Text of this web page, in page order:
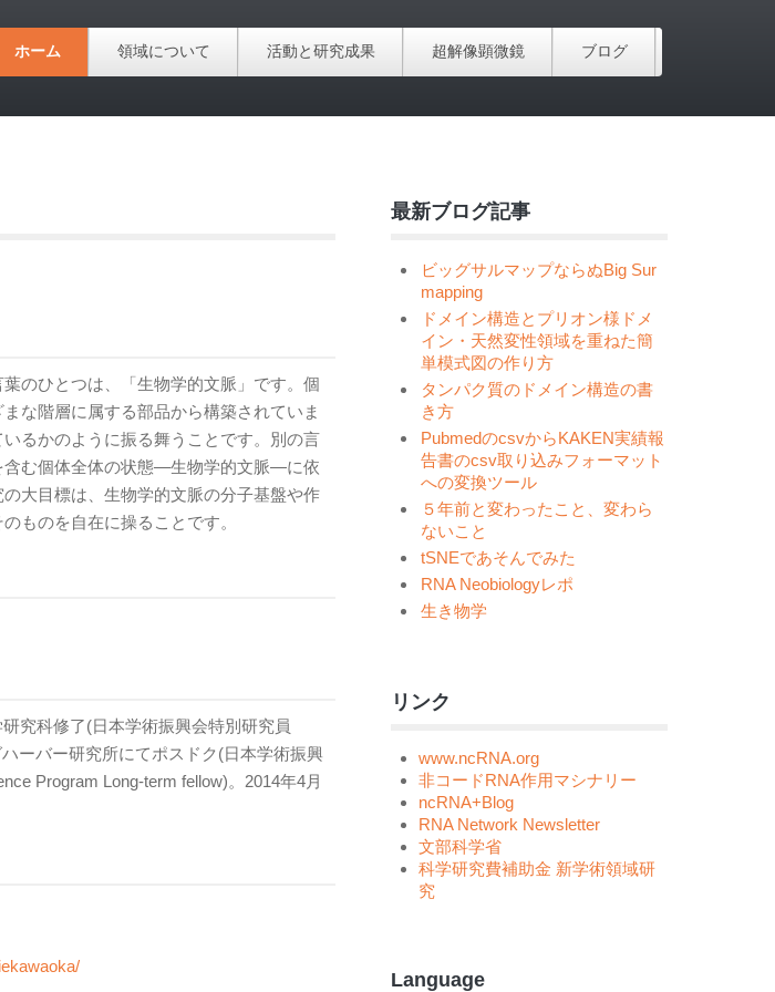
ホーム 領域について 活動と研究成果 超解像顕微鏡 ブログ
のひとつは、「生物学的文脈」です。個
な階層に属する部品から構築されていま
るかのように振る舞うことです。別の言
含む個体全体の状態—生物学的文脈—に依
大目標は、生物学的文脈の分子基盤や作
ものを自在に操ることです。
究科修了(日本学術振興会特別研究員
ーバー研究所にてポスドク(日本学術振興
Program Long-term fellow)。2014年4月
最新ブログ記事
ビッグサルマップならぬBig Sur
mapping
ドメイン構造とプリオン様ドメ
イン・天然変性領域を重ねた簡
単模式図の作り方
タンパク質のドメイン構造の書
き方
PubmedのcsvからKAKEN実績報
告書のcsv取り込みフォーマット
への変換ツール
５年前と変わったこと、変わら
ないこと
tSNEであそんでみた
RNA Neobiologyレポ
生き物学
リンク
www.ncRNA.org
非コードRNA作用マシナリー
ncRNA+Blog
RNA Network Newsletter
文部科学省
科学研究費補助金 新学術領域研
究
Language